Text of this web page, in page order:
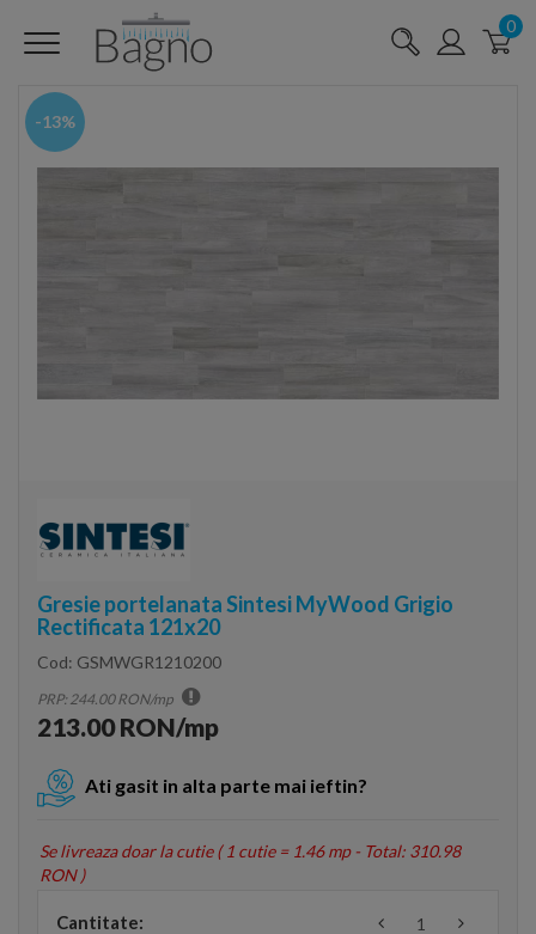
0
-13%
Gresie portelanata Sintesi MyWood Grigio
Rectificata 121x20
Cod: GSMWGR1210200
PRP: 244.00 RON/mp
213.00 RON/mp
Ati gasit in alta parte mai ieftin?
Se livreaza doar la cutie (1 cutie = 1.46 mp - Total: 310.98
RON )
Cantitate: